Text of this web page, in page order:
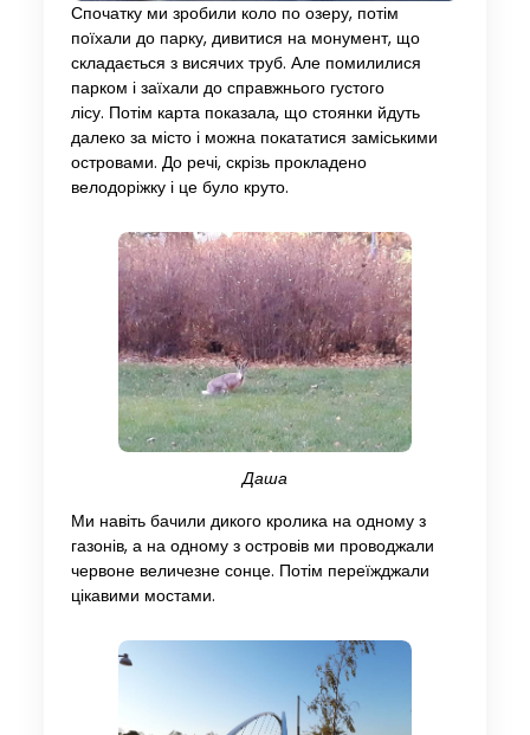
Спочатку ми зробили коло по озеру, потім
поїхали до парку, дивитися на монумент, що
складається з висячих труб. Але помилилися
парком і заїхали до справжнього густого
лісу. Потім карта показала, що стоянки йдуть
далеко за місто і можна покататися заміськими
островами. До речі, скрізь прокладено
велодоріжку і це було круто.
Даша
Ми навіть бачили дикого кролика на одному з
газонів, а на одному з островів ми проводжали
червоне величезне сонце. Потім переїжджали
цікавими мостами.